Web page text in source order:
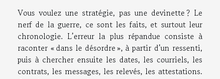
Vous voulez une stratégie, pas une devinette ? Le
nerf de la guerre, ce sont les faits, et surtout leur
chronologie. L’erreur la plus répandue consiste à
raconter « dans le désordre », à partir d’un ressenti,
puis à chercher ensuite les dates, les courriels, les
contrats, les messages, les relevés, les attestations.